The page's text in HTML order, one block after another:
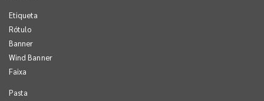
Etiqueta
Rótulo
Banner
Wind Banner
Faixa
Pasta